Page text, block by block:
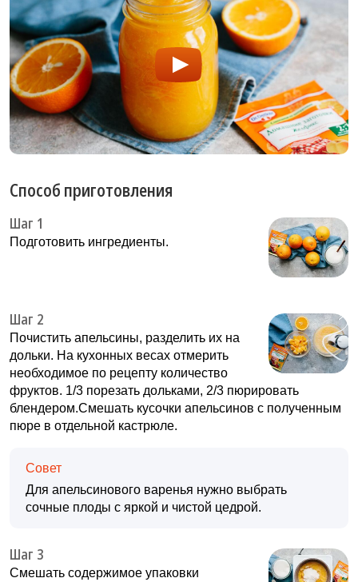
Способ приготовления
Шаг 1
Подготовить ингредиенты.
Шаг 2
Почистить апельсины, разделить их на
дольки. На кухонных весах отмерить
необходимое по рецепту количество
фруктов. 1/3 порезать дольками, 2/3 пюрировать
блендером.Смешать кусочки апельсинов с полученным
пюре в отдельной кастрюле.
Совет
Для апельсинового варенья нужно выбрать
сочные плоды с яркой и чистой цедрой.
Шаг 3
Смешать содержимое упаковки